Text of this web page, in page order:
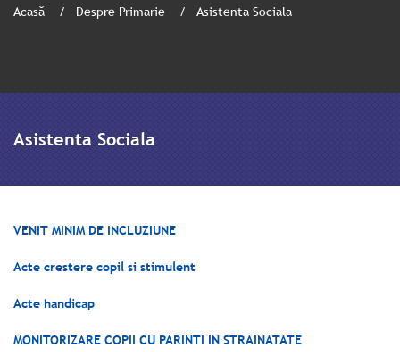
Acasă Despre Primarie Asistenta Sociala
Asistenta Sociala
VENIT MINIM DE INCLUZIUNE
Acte crestere copil si stimulent
Acte handicap
MONITORIZARE COPII CU PARINTI IN STRAINATATE